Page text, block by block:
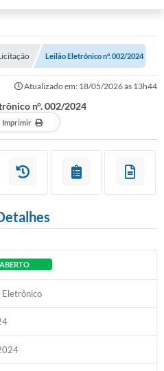
Leilão Eletrônico n°. 002/2024
Atualizado em: 18/05/2026 às 13h44
n°. 002/2024
Imprimir
ABERTO
Eletrônico